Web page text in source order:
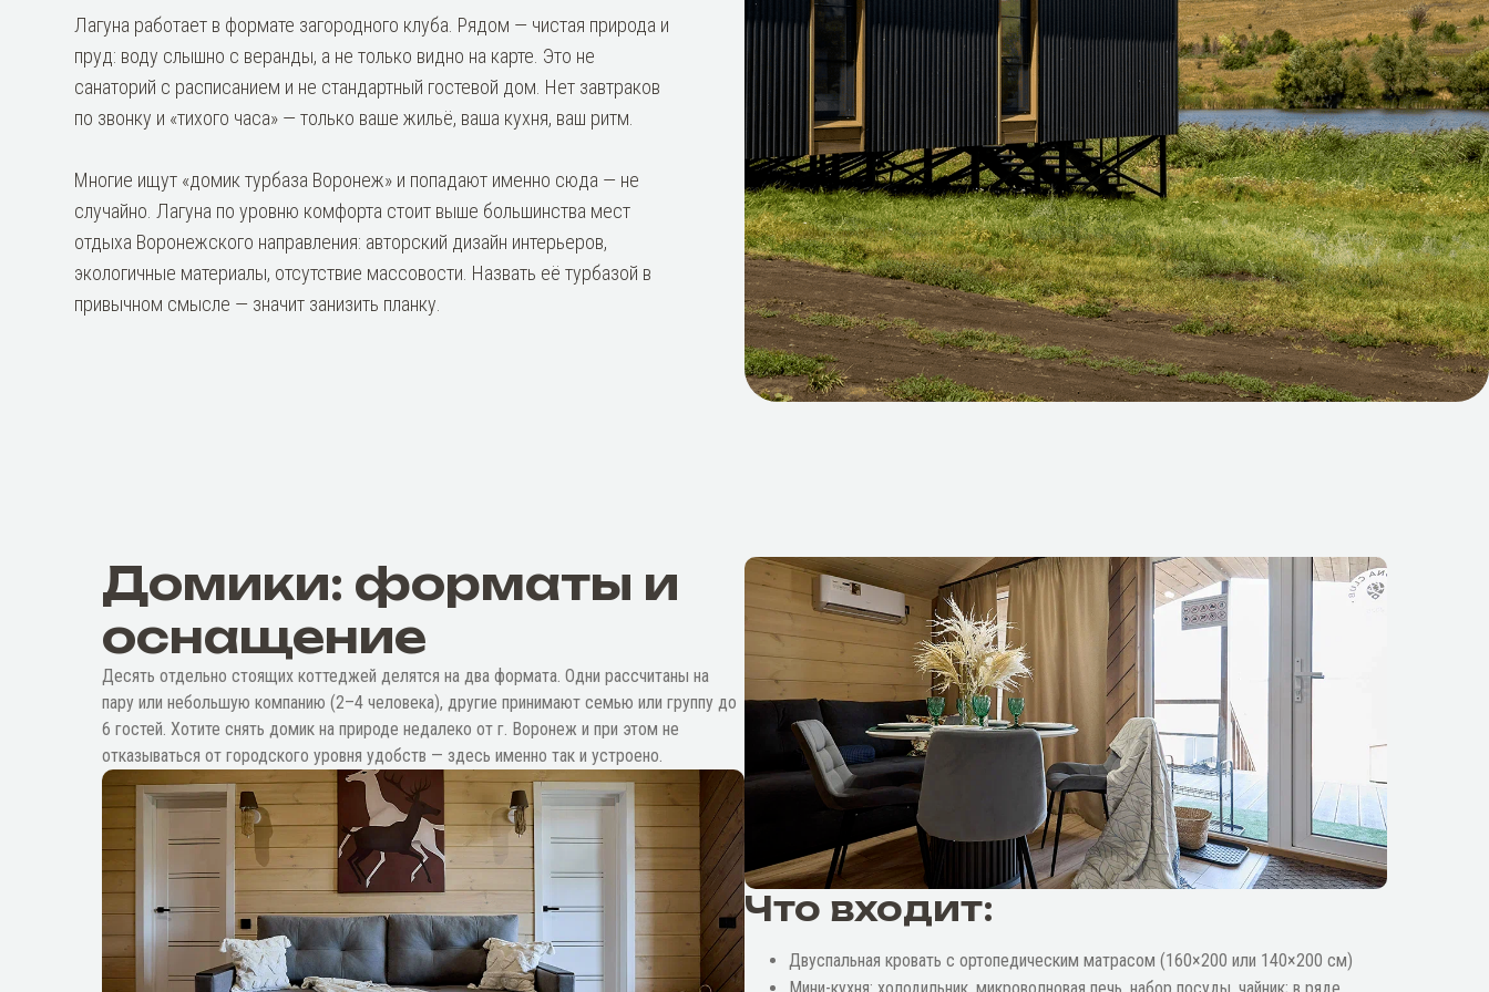
Лагуна работает в формате загородного клуба. Рядом — чистая природа и
пруд: воду слышно с веранды, а не только видно на карте. Это не
санаторий с расписанием и не стандартный гостевой дом. Нет завтраков
по звонку и «тихого часа» — только ваше жильё, ваша кухня, ваш ритм.
Многие ищут «домик турбаза Воронеж» и попадают именно сюда — не
случайно. Лагуна по уровню комфорта стоит выше большинства мест
отдыха Воронежского направления: авторский дизайн интерьеров,
экологичные материалы, отсутствие массовости. Назвать её турбазой в
привычном смысле — значит занизить планку.
Домики: форматы и
оснащение
Десять отдельно стоящих коттеджей делятся на два формата. Одни рассчитаны на
пару или небольшую компанию (2–4 человека), другие принимают семью или группу до
6 гостей. Хотите снять домик на природе недалеко от г. Воронеж и при этом не
отказываться от городского уровня удобств — здесь именно так и устроено.
Что входит:
Двуспальная кровать с ортопедическим матрасом (160×200 или 140×200 см)